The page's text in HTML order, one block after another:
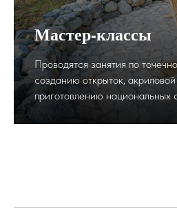
Мастер-классы
Проводятся занятия по
созданию открыток,
приготовлению национальных